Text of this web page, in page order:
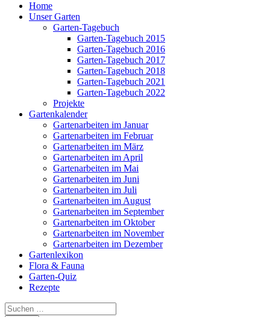
Home
Unser Garten
Garten-Tagebuch
Garten-Tagebuch 2015
Garten-Tagebuch 2016
Garten-Tagebuch 2017
Garten-Tagebuch 2018
Garten-Tagebuch 2021
Garten-Tagebuch 2022
Projekte
Gartenkalender
Gartenarbeiten im Januar
Gartenarbeiten im Februar
Gartenarbeiten im März
Gartenarbeiten im April
Gartenarbeiten im Mai
Gartenarbeiten im Juni
Gartenarbeiten im Juli
Gartenarbeiten im August
Gartenarbeiten im September
Gartenarbeiten im Oktober
Gartenarbeiten im November
Gartenarbeiten im Dezember
Gartenlexikon
Flora & Fauna
Garten-Quiz
Rezepte